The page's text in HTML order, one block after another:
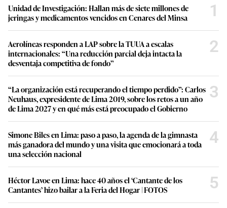
Unidad de Investigación: Hallan más de siete millones de
jeringas y medicamentos vencidos en Cenares del Minsa
1
Aerolíneas responden a LAP sobre la TUUA a escalas
internacionales: “Una reducción parcial deja intacta la
desventaja competitiva de fondo”
2
“La organización está recuperando el tiempo perdido”: Carlos
Neuhaus, expresidente de Lima 2019, sobre los retos a un año
de Lima 2027 y en qué más está preocupado el Gobierno
3
Simone Biles en Lima: paso a paso, la agenda de la gimnasta
más ganadora del mundo y una visita que emocionará a toda
una selección nacional
4
Héctor Lavoe en Lima: hace 40 años el ‘Cantante de los
Cantantes’ hizo bailar a la Feria del Hogar | FOTOS
5